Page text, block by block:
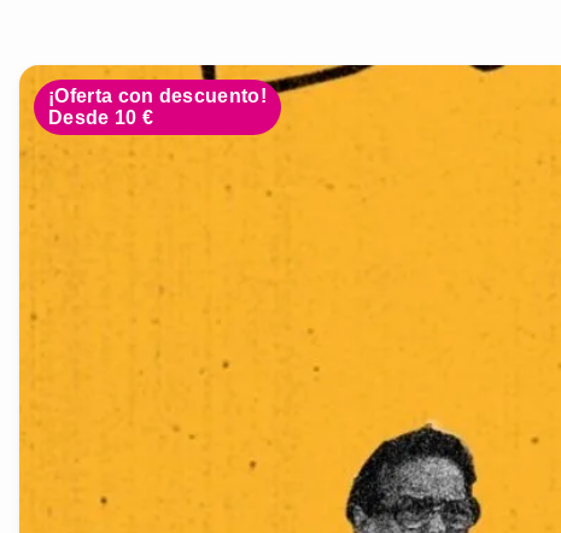
¡Oferta con descuento!
Desde 10 €